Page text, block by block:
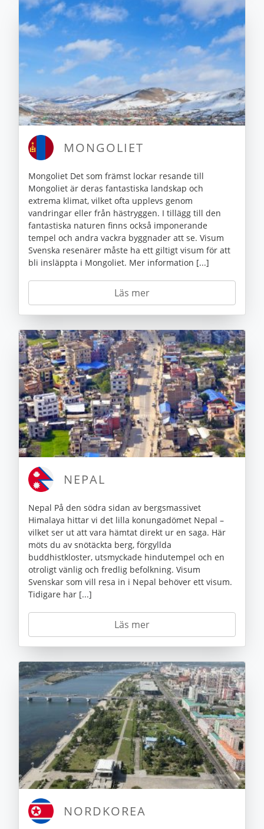
MONGOLIET
Mongoliet Det som främst lockar resande till
Mongoliet är deras fantastiska landskap och
extrema klimat, vilket ofta upplevs genom
vandringar eller från hästryggen. I tillägg till den
fantastiska naturen finns också imponerande
tempel och andra vackra byggnader att se. Visum
Svenska resenärer måste ha ett giltigt visum för att
bli insläppta i Mongoliet. Mer information [...]
Läs mer
NEPAL
Nepal På den södra sidan av bergsmassivet
Himalaya hittar vi det lilla konungadömet Nepal –
vilket ser ut att vara hämtat direkt ur en saga. Här
möts du av snötäckta berg, förgyllda
buddhistkloster, utsmyckade hindutempel och en
otroligt vänlig och fredlig befolkning. Visum
Svenskar som vill resa in i Nepal behöver ett visum.
Tidigare har [...]
Läs mer
NORDKOREA